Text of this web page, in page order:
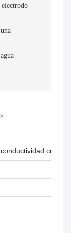
electrodo